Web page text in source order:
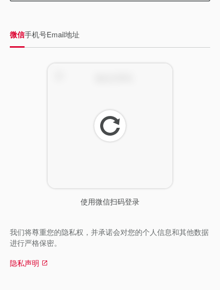
微信手机号Email地址
使用微信扫码登录
刷
新
我们将尊重您的隐私权，并承诺会对您的个人信息和其他数据
进行严格保密。
隐私声明